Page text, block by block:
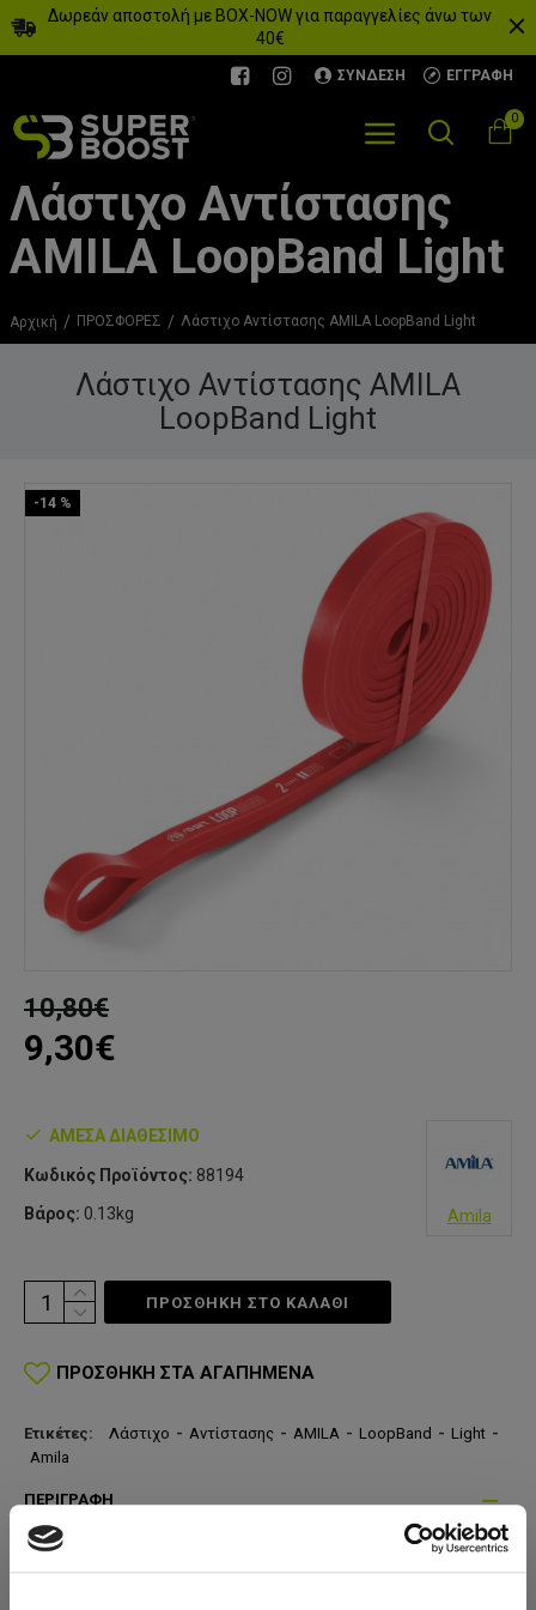
Δωρεάν αποστολή με BOX-NOW για παραγγελίες άνω των
40€
ΣΎΝΔΕΣΗ ΕΓΓΡΑΦΉ
0
Λάστιχο Αντίστασης
AMILA LoopBand Light
Αρχική ΠΡΟΣΦΟΡΕΣ Λάστιχο Αντίστασης AMILA LoopBand Light
Λάστιχο Αντίστασης AMILA
LoopBand Light
-14 %
ΆΜΕΣΑ ΔΙΑΘΈΣΙΜΟ
Κωδικός Προϊόντος: 88194
Βάρος: 0.13kg Amila
9,30€
10,80€
ΠΡΟΣΘΗΚΗ ΣΤΟ ΚΑΛΆΘΙ
ΠΡΟΣΘΉΚΗ ΣΤΑ ΑΓΑΠΗΜΈΝΑ
Ετικέτες: Λάστιχο - Αντίστασης - AMILA - LoopBand - Light -
Amila
ΠΕΡΙΓΡΑΦΉ
Τα λάστιχα AMILA LoopBand είναι συνολικού μήκους 208 εκατοστών
(104x2 λόγω λούπας) για να μπορείτε να πραγματοποιήσετε ένα